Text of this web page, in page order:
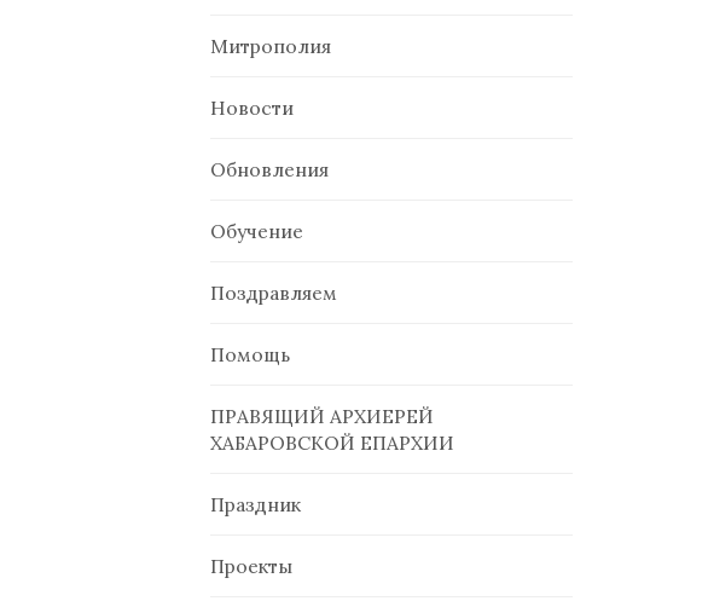
Митрополия
Новости
Обновления
Обучение
Поздравляем
Помощь
ПРАВЯЩИЙ АРХИЕРЕЙ
ХАБАРОВСКОЙ ЕПАРХИИ
Праздник
Проекты